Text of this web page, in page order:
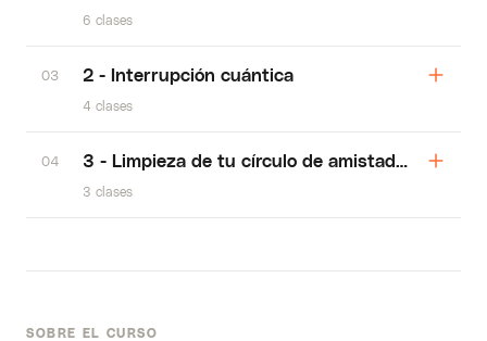
SOBRE EL CURSO
6 clases
03 2 - Interrupción cuántica
4 clases
04 3 - Limpieza de tu círculo de amistades
3 clases